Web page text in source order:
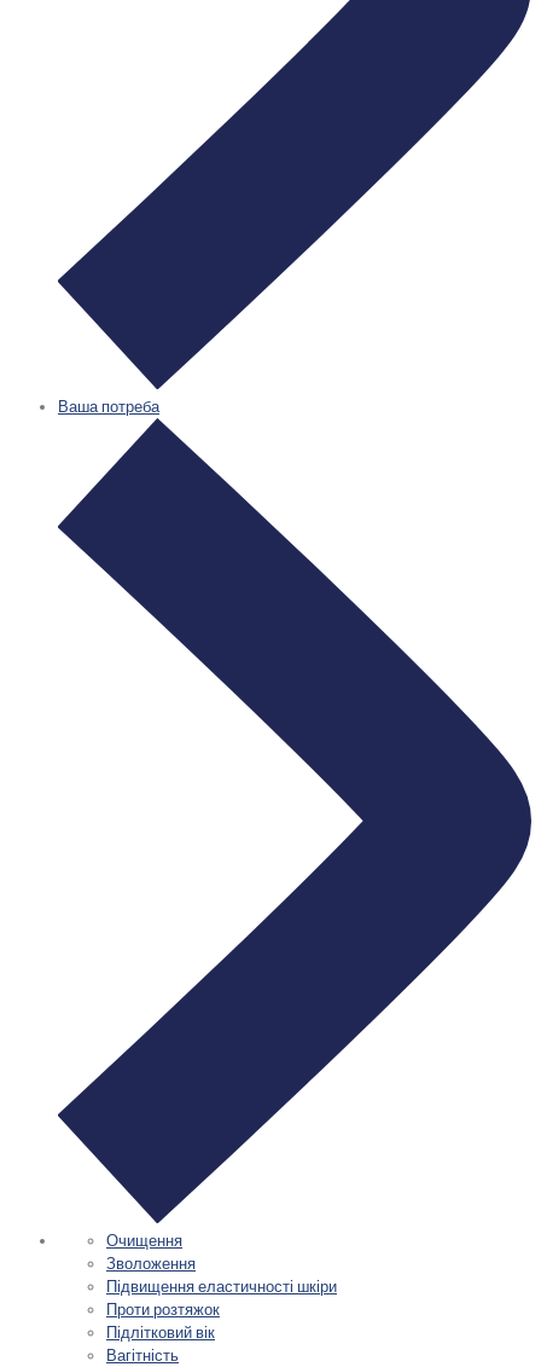
Ваша потреба
Очищення
Зволоження
Підвищення еластичності шкіри
Проти розтяжок
Підлітковий вік
Вагітність